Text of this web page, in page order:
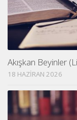
Akışkan Beyinler
18 HAZIRAN 2026